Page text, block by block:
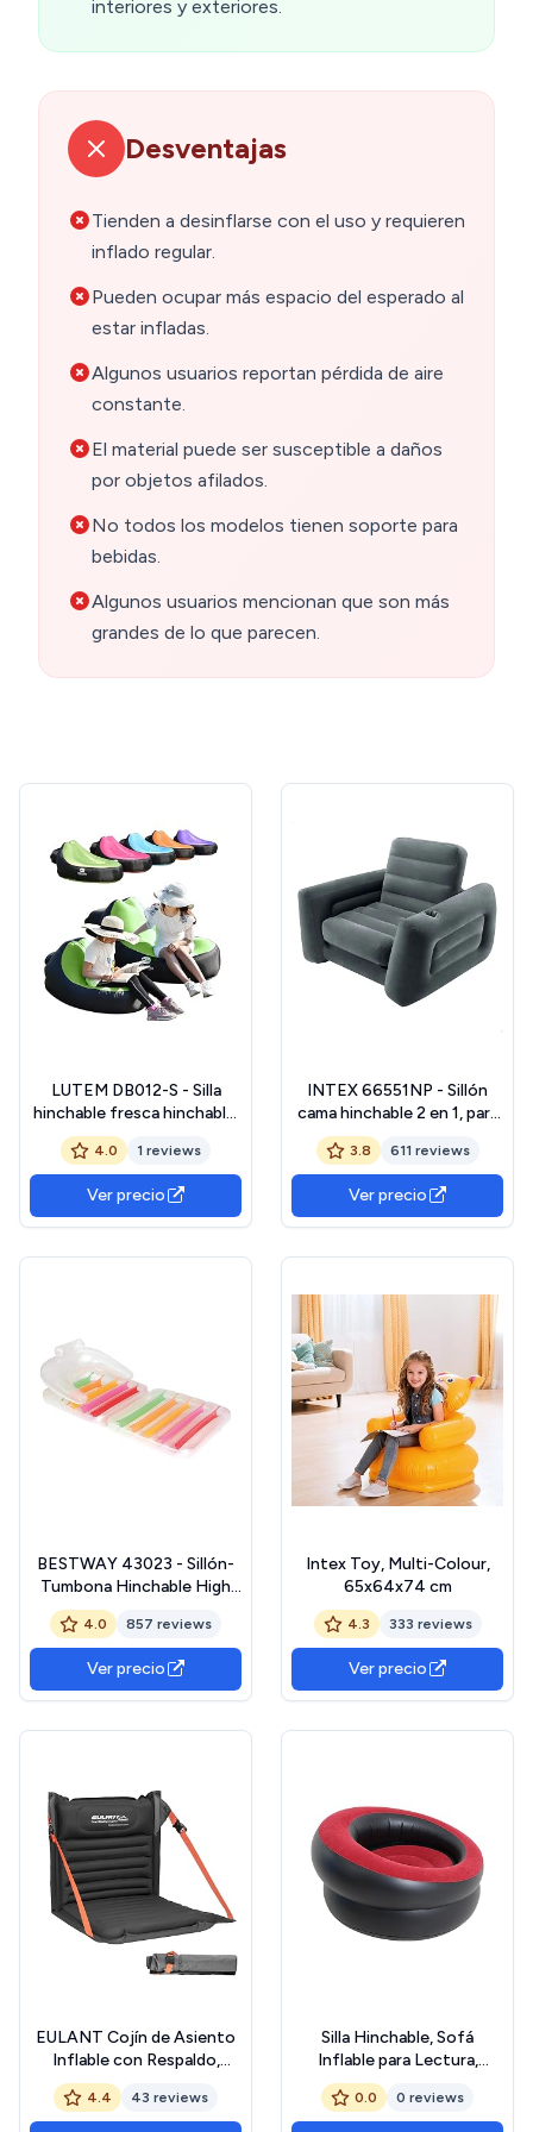
interiores y exteriores.
Desventajas
Tienden a desinflarse con el uso y requieren
inflado regular.
Pueden ocupar más espacio del esperado al
estar infladas.
Algunos usuarios reportan pérdida de aire
constante.
El material puede ser susceptible a daños
por objetos afilados.
No todos los modelos tienen soporte para
bebidas.
Algunos usuarios mencionan que son más
grandes de lo que parecen.
LUTEM DB012-S - Silla
hinchable fresca hinchable.
Accesorios de
campamento. Tamaño 89 x
63 x 48 cm (largo x alto x
ancho). Fácil instalación,
perfecto para equipo de
4.0 1 reviews
Ver precio
INTEX 66551NP - Sillón
cama hinchable 2 en 1, para
Relax, con Reposabrazos,
Poliuretano, Gris
3.8 611 reviews
Ver precio
BESTWAY 43023 - Sillón-
Tumbona Hinchable High
Fashion Folding 201x89 cm
Tres Cámaras de Aire y
Válvulas de Seguridad con
Parche Incluido, Multicolor
4.0 857 reviews
Ver precio
Intex Toy, Multi-Colour,
65x64x74 cm
4.3 333 reviews
Ver precio
EULANT Cojín de Asiento
Inflable con Respaldo,
Impermeable Asiento de
Estadio con
Respaldo,Portátil Plegable
4.4 43 reviews
Silla Hinchable, Sofá
Inflable para Lectura,
Plegable Jardín Patio
Dormitorio Exteriores
Salón Camping
0.0 0 reviews